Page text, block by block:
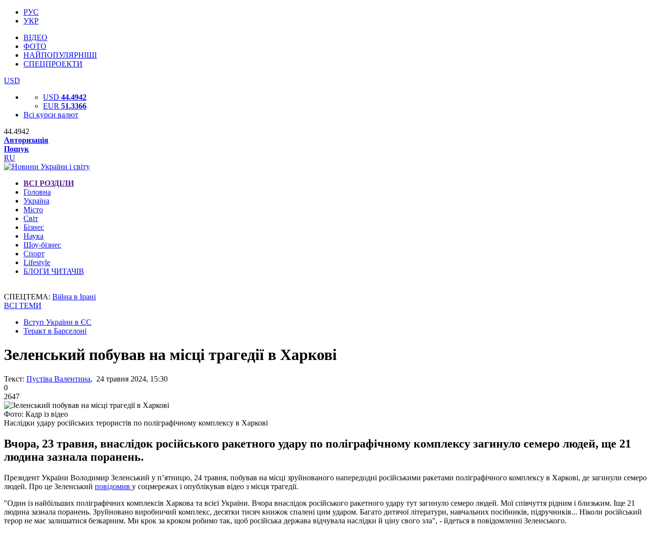
РУС
УКР
ВІДЕО
ФОТО
НАЙПОПУЛЯРНІШІ
СПЕЦПРОЕКТИ
USD
USD 44.4942
EUR 51.3366
Всі курси валют
44.4942
Авторизація
Пошук
RU
ВСІ РОЗДІЛИ
Головна
Україна
Місто
Світ
Бізнес
Наука
Шоу-бізнес
Спорт
Lifestyle
БЛОГИ ЧИТАЧІВ
СПЕЦТЕМА: Війна в Ірані
ВСІ ТЕМИ
Вступ України в ЄС
Теракт в Барселоні
Зеленський побував на місці трагедії в Харкові
Текст: Пустіва Валентина, 24 травня 2024, 15:30
0
2647
Фото: Кадр із відео
Наслідки удару російських терористів по поліграфічному комплексу в Харкові
Вчора, 23 травня, внаслідок російського ракетного удару по поліграфічному комплексу загинуло семеро людей, ще 21
людина зазнала поранень.
Президент України Володимир Зеленський у п’ятницю, 24 травня, побував на місці зруйнованого напередодні російськими ракетами поліграфічного комплексу в Харкові, де загинули семеро
людей. Про це Зеленський повідомив у соцмережах і опублікував відео з місця трагедії.
"Один із найбільших поліграфічних комплексів Харкова та всієї України. Вчора внаслідок російського ракетного удару тут загинуло семеро людей. Мої співчуття рідним і близьким. Іще 21
людина зазнала поранень. Зруйновано виробничий комплекс, десятки тисяч книжок спалені цим ударом. Багато дитячої літератури, навчальних посібників, підручників... Ніколи російський
терор не має залишатися безкарним. Ми крок за кроком робимо так, щоб російська держава відчувала наслідки й ціну свого зла", - йдеться в повідомленні Зеленського.